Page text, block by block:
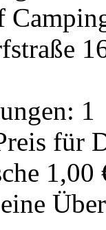
1
für
1,00